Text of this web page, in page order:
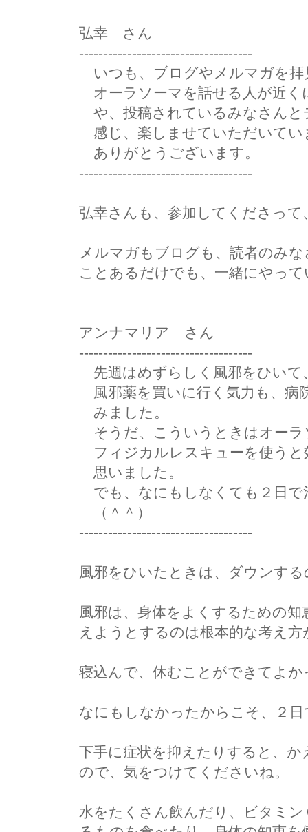
弘幸 さん
------------------------------------
いつも、ブログやメルマガを拝
オーラソーマを話せる人が近く
や、投稿されているみなさん
感じ、楽しませていただいてい
ありがとうございます。
------------------------------------
弘幸さんも、参加してくださっ
メルマガもブログも、読者のみ
ことあるだけでも、一緒にやっ
アンナマリア さん
------------------------------------
先週はめずらしく風邪をひいて
風邪薬を買いに行く気力も、病
みました。
そうだ、こういうときはオーラ
フィジカルレスキューを使うと
思いました。
でも、なにもしなくても２日
（＾＾）
------------------------------------
風邪をひいたときは、ダウンす
風邪は、身体をよくするための
えようとするのは根本的な考え
寝込んで、休むことができてよ
なにもしなかったからこそ、２
下手に症状を抑えたりすると、
ので、気をつけてくださいね。
水をたくさん飲んだり、ビタミ